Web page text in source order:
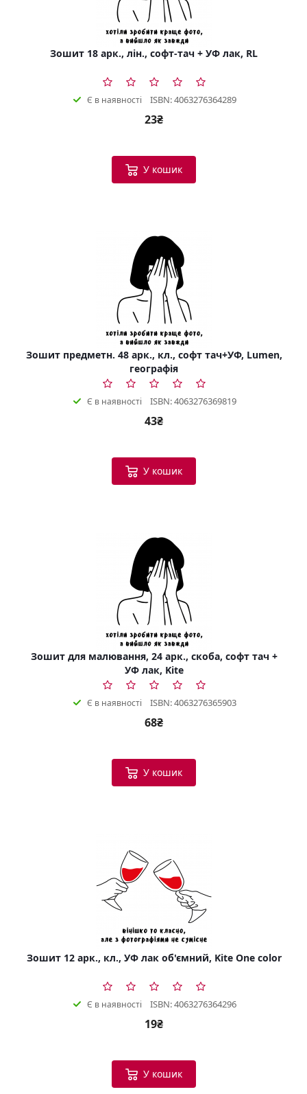
Зошит 18 арк., лін., софт-тач + УФ лак, RL
Є в наявності ISBN: 4063276364289
23₴
У кошик
Зошит предметн. 48 арк., кл., софт тач+УФ, Lumen,
географія
Є в наявності ISBN: 4063276369819
43₴
У кошик
Зошит для малювання, 24 арк., скоба, софт тач +
УФ лак, Kite
Є в наявності ISBN: 4063276365903
68₴
У кошик
Зошит 12 арк., кл., УФ лак об'ємний, Kite One color
Є в наявності ISBN: 4063276364296
19₴
У кошик